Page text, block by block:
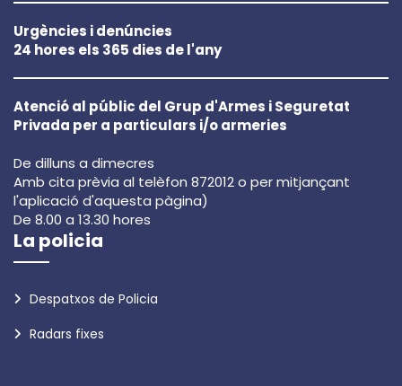
Urgències i denúncies
24 hores els 365 dies de l'any
Atenció al públic del Grup d'Armes i Seguretat
Privada per a particulars i/o armeries
De dilluns a dimecres
Amb cita prèvia al telèfon 872012 o per mitjançant
l'aplicació d'aquesta pàgina)
De 8.00 a 13.30 hores
La policia
Despatxos de Policia
Radars fixes